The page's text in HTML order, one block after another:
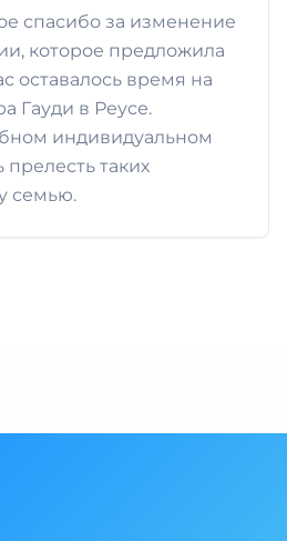
спасибо за изменение
которое предложила
оставалось время на
Гауди в Реусе.
индивидуальном
таких
семью.